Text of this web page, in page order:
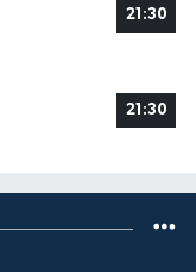
21:30
21:30